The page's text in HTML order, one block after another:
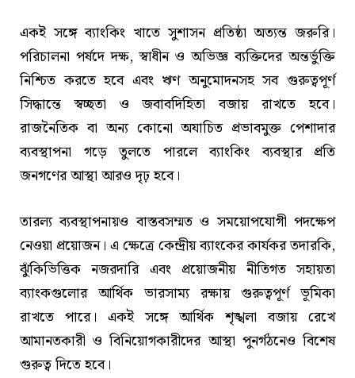
একই সঙ্গে ব্যাংকিং খাতে সুশাসন প্রতিষ্ঠা অত্যন্ত জরুরি।
পরিচালনা পর্ষদে দক্ষ, স্বাধীন ও অভিজ্ঞ ব্যক্তিদের অন্তর্ভুক্তি
নিশ্চিত করতে হবে এবং ঋণ অনুমোদনসহ সব গুরুত্বপূর্ণ
সিদ্ধান্তে স্বচ্ছতা ও জবাবদিহিতা বজায় রাখতে হবে।
রাজনৈতিক বা অন্য কোনো অযাচিত প্রভাবমুক্ত পেশাদার
ব্যবস্থাপনা গড়ে তুলতে পারলে ব্যাংকিং ব্যবস্থার প্রতি
জনগণের আস্থা আরও দৃঢ় হবে।
তারল্য ব্যবস্থাপনায়ও বাস্তবসম্মত ও সময়োপযোগী পদক্ষেপ
নেওয়া প্রয়োজন। এ ক্ষেত্রে কেন্দ্রীয় ব্যাংকের কার্যকর তদারকি,
ঝুঁকিভিত্তিক নজরদারি এবং প্রয়োজনীয় নীতিগত সহায়তা
ব্যাংকগুলোর আর্থিক ভারসাম্য রক্ষায় গুরুত্বপূর্ণ ভূমিকা
রাখতে পারে। একই সঙ্গে আর্থিক শৃঙ্খলা বজায় রেখে
আমানতকারী ও বিনিয়োগকারীদের আস্থা পুনর্গঠনেও বিশেষ
গুরুত্ব দিতে হবে।